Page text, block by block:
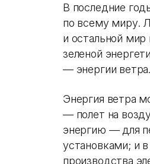
В последние
по всему миру.
и остальной мир
зеленой
— энергии ветра.
Энергия ветра
— полет на
энергию — для
установками; и
производства